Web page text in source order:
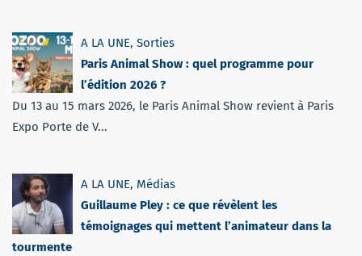
A LA UNE, Sorties
Paris Animal Show : quel programme pour
l’édition 2026 ?
Du 13 au 15 mars 2026, le Paris Animal Show revient à Paris
Expo Porte de V...
A LA UNE, Médias
Guillaume Pley : ce que révèlent les
témoignages qui mettent l’animateur dans la
tourmente